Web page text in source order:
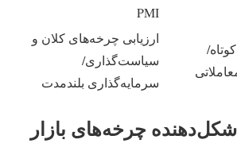
PMI
ارزیابی چرخه‌های کلان و
سیاست‌گذاری/
سرمایه‌گذاری بلندمدت
چرخه‌های بازار